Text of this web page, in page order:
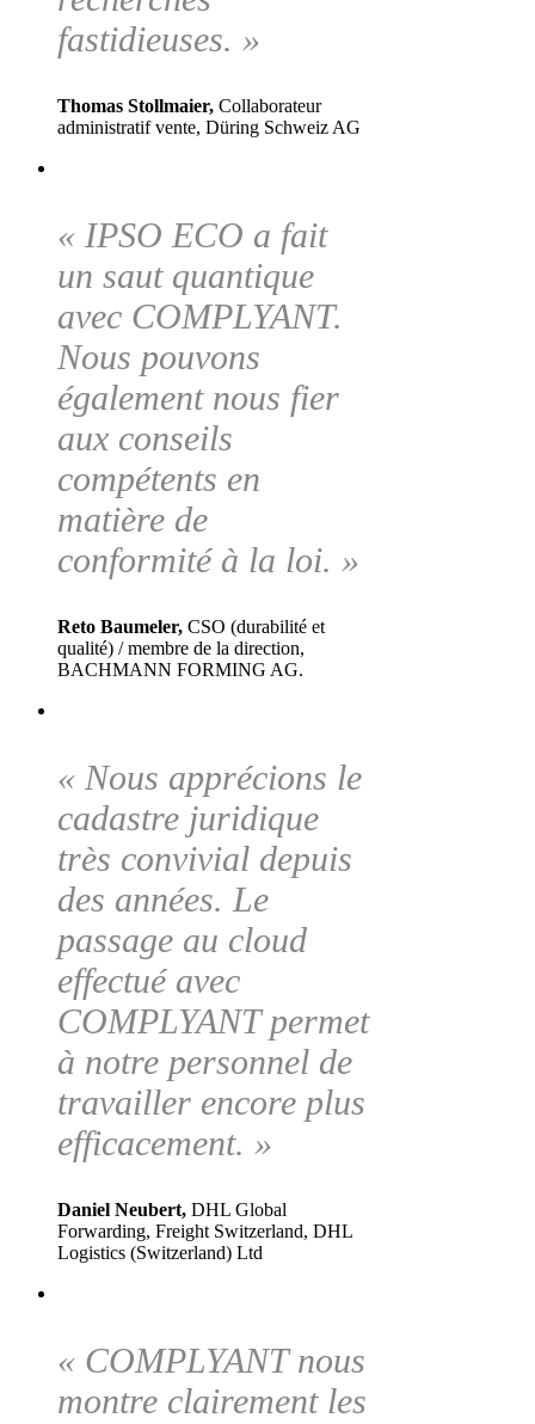
fastidieuses. »
Thomas Stollmaier, Collaborateur
administratif vente, Düring Schweiz AG
« IPSO ECO a fait
un saut quantique
avec COMPLYANT.
Nous pouvons
également nous fier
aux conseils
compétents en
matière de
conformité à la loi. »
Reto Baumeler, CSO (durabilité et
qualité) / membre de la direction,
BACHMANN FORMING AG.
« Nous apprécions le
cadastre juridique
très convivial depuis
des années. Le
passage au cloud
effectué avec
COMPLYANT permet
à notre personnel de
travailler encore plus
efficacement. »
Daniel Neubert, DHL Global
Forwarding, Freight Switzerland, DHL
Logistics (Switzerland) Ltd
« COMPLYANT nous
montre clairement les